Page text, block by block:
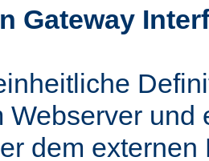
Gateway
Webserver und
dem